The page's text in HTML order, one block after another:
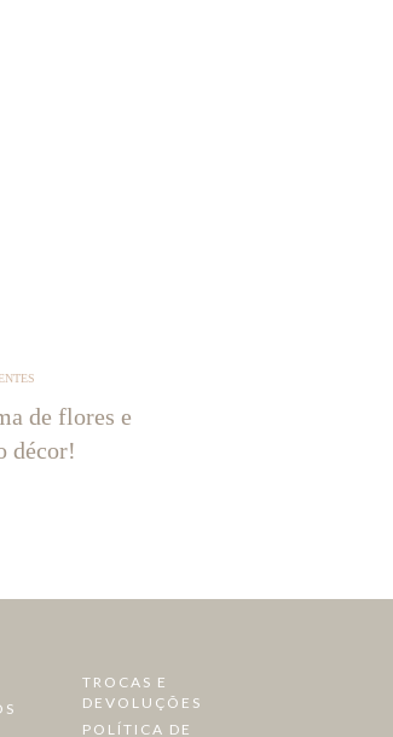
de flores e
décor!
TROCAS E
DEVOLUÇÕES
POLÍTICA DE